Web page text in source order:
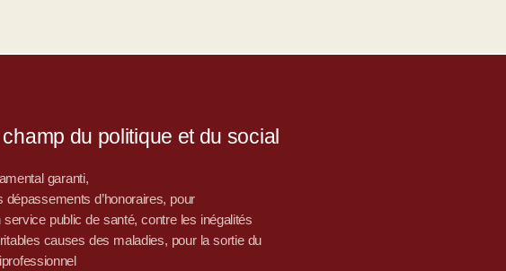
du politique et du social
garanti,
d’honoraires, pour
public de santé, contre les inégalités
causes des maladies, pour la sortie du